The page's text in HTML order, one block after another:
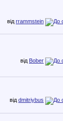
від rrammstein
від Bober
від dmitriybus